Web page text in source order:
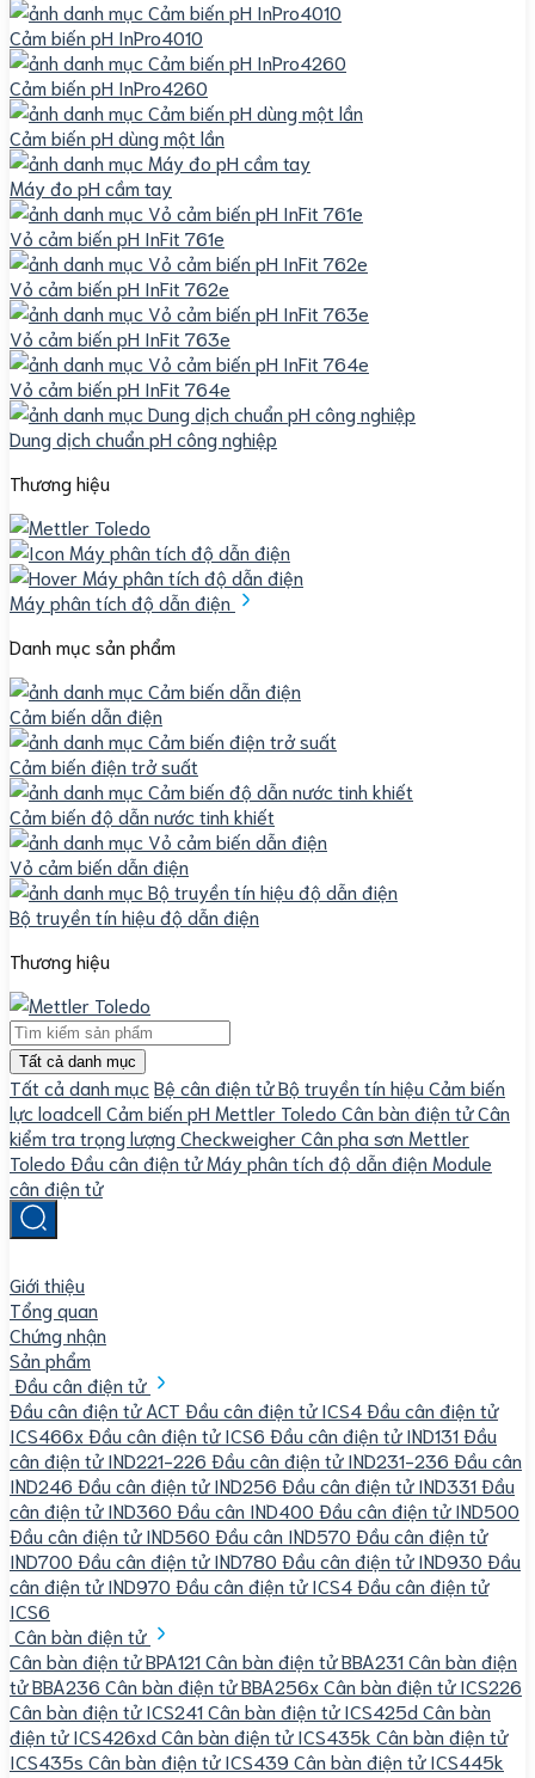
Cảm biến pH InPro4010
Cảm biến pH InPro4260
Cảm biến pH dùng một lần
Máy đo pH cầm tay
Vỏ cảm biến pH InFit 761e
Vỏ cảm biến pH InFit 762e
Vỏ cảm biến pH InFit 763e
Vỏ cảm biến pH InFit 764e
Dung dịch chuẩn pH công nghiệp
Thương hiệu
Máy phân tích độ dẫn điện
Danh mục sản phẩm
Cảm biến dẫn điện
Cảm biến điện trở suất
Cảm biến độ dẫn nước tinh khiết
Vỏ cảm biến dẫn điện
Bộ truyền tín hiệu độ dẫn điện
Thương hiệu
Tất cả danh mục
Tất cả danh mục Bệ cân điện tửBộ truyền tín hiệu Cảm biến
lực loadcell Cảm biến pH Mettler Toledo Cân bàn điện tửCân
kiểm tra trọng lượng CheckweigherCân pha sơn Mettler
Toledo Đầu cân điện tửMáy phân tích độ dẫn điện Module
cân điện tử
Giới thiệu
Tổng quan
Chứng nhận
Sản phẩm
Đầu cân điện tử
Đầu cân điện tử ACT Đầu cân điện tử ICS4Đầu cân điện tử
ICS466xĐầu cân điện tử ICS6 Đầu cân điện tử IND131Đầu
cân điện tử IND221-226 Đầu cân điện tử IND231-236 Đầu cân
IND246 Đầu cân điện tử IND256 Đầu cân điện tử IND331Đầu
cân điện tử IND360 Đầu cân IND400 Đầu cân điện tử IND500
Đầu cân điện tử IND560 Đầu cân IND570 Đầu cân điện tử
IND700 Đầu cân điện tử IND780 Đầu cân điện tử IND930 Đầu
cân điện tử IND970 Đầu cân điện tử ICS4Đầu cân điện tử
ICS6
Cân bàn điện tử
Cân bàn điện tử BPA121Cân bàn điện tử BBA231Cân bàn điện
tử BBA236 Cân bàn điện tử BBA256xCân bàn điện tử ICS226
Cân bàn điện tử ICS241Cân bàn điện tử ICS425d Cân bàn
điện tử ICS426xd Cân bàn điện tử ICS435k Cân bàn điện tử
ICS435s Cân bàn điện tử ICS439 Cân bàn điện tử ICS445k